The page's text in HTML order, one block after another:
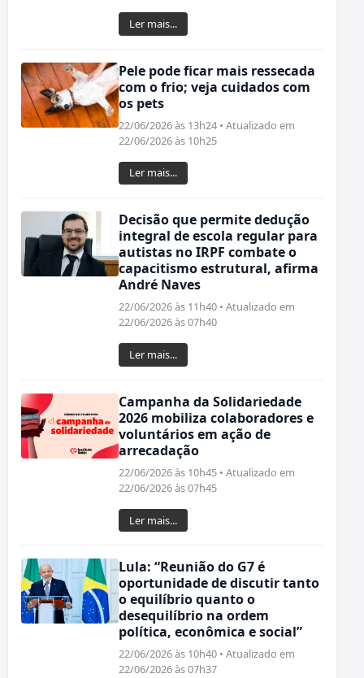
Ler mais...
Pele pode ficar mais ressecada
com o frio; veja cuidados com
os pets
22/06/2026 às 13h24 • Atualizado em
22/06/2026 às 10h25
Ler mais...
Decisão que permite dedução
integral de escola regular para
autistas no IRPF combate o
capacitismo estrutural, afirma
André Naves
22/06/2026 às 11h40 • Atualizado em
22/06/2026 às 07h40
Ler mais...
Campanha da Solidariedade
2026 mobiliza colaboradores e
voluntários em ação de
arrecadação
22/06/2026 às 10h45 • Atualizado em
22/06/2026 às 07h45
Ler mais...
Lula: “Reunião do G7 é
oportunidade de discutir tanto
o equilíbrio quanto o
desequilíbrio na ordem
política, econômica e social”
22/06/2026 às 10h40 • Atualizado em
22/06/2026 às 07h37